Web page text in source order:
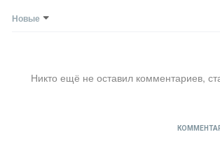
Новые
Никто ещё не оставил комментариев,